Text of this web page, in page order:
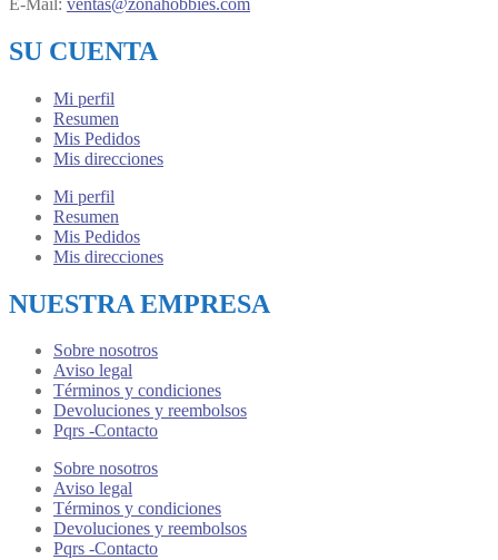
SU CUENTA
Mi perfil
Resumen
Mis Pedidos
Mis direcciones
Mi perfil
Resumen
Mis Pedidos
Mis direcciones
NUESTRA EMPRESA
Sobre nosotros
Aviso legal
Términos y condiciones
Devoluciones y reembolsos
Pqrs -Contacto
Sobre nosotros
Aviso legal
Términos y condiciones
Devoluciones y reembolsos
Pqrs -Contacto